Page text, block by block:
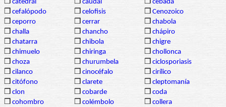
❒ catedral ❒ caudal ❒ cebada
❒ cefalópodo ❒ celofisis ❒ Cenozoico
❒ ceporro ❒ cerrar ❒ chabola
❒ challa ❒ chancho ❒ chápiro
❒ chatarra ❒ chibola ❒ chigre
❒ chimuelo ❒ chiringa ❒ chollonca
❒ choza ❒ churumbela ❒ ciclosporiasis
❒ cilanco ❒ cinocéfalo ❒ cirílico
❒ citófono ❒ clarete ❒ cleptomanía
❒ clon ❒ cobarde ❒ coda
❒ cohombro ❒ colémbolo ❒ collera